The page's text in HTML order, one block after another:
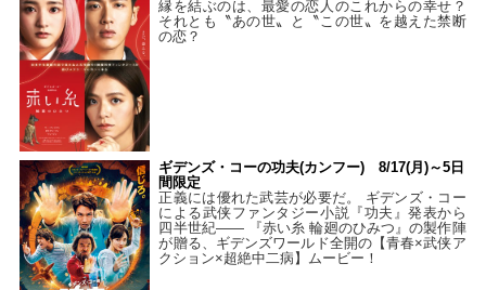
縁を結ぶのは、最愛の恋人のこれからの幸せ？
それとも〝あの世〟と〝この世〟を越えた禁断
の恋？
ギデンズ・コーの功夫(カンフー) 8/17(月)～5日
間限定
正義には優れた武芸が必要だ。 ギデンズ・コー
による武侠ファンタジー小説『功夫』発表から
四半世紀―― 『赤い糸 輪廻のひみつ』の製作陣
が贈る、ギデンズワールド全開の【青春×武侠ア
クション×超絶中二病】ムービー！